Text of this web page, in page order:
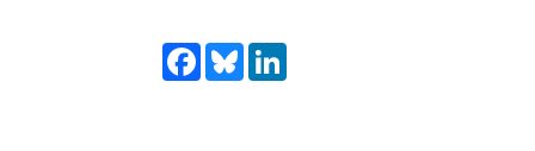
Facebook
Bluesky